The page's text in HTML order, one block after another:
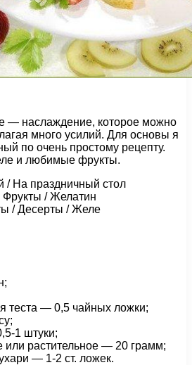
— наслаждение, которое можно
много усилий. Для основы я
по очень простому рецепту.
и любимые фрукты.
/ На праздничный стол
Фрукты / Желатин
/ Десерты / Желе
теста — 0,5 чайных ложки;
1 штуки;
или растительное — 20 грамм;
— 1-2 ст. ложек.